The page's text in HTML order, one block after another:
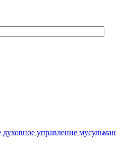
духовное управление мусульман